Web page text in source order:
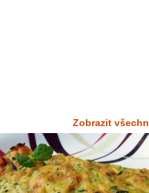
Zobrazit